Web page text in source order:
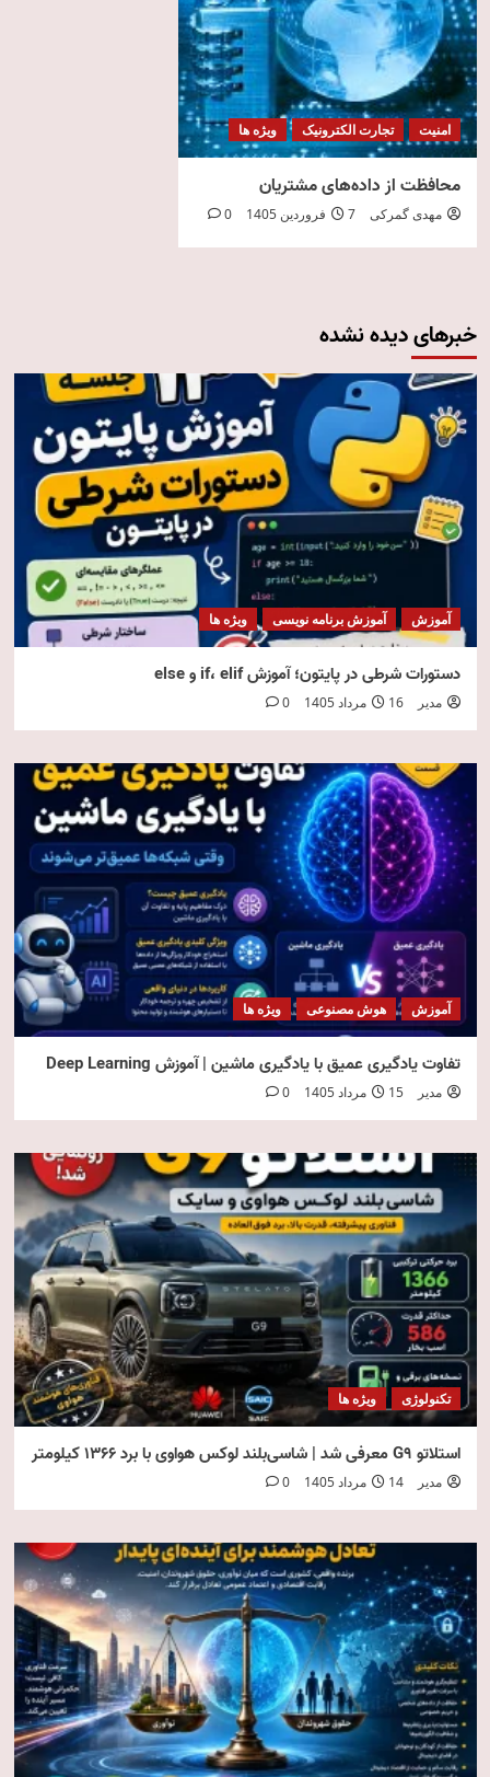
امنیت تجارت الکترونیک ویژه ها
محافظت از داده‌های مشتریان
مهدی گمرکی 7 فروردین 1405 0
خبرهای دیده نشده
آموزش آموزش برنامه نویسی ویژه ها
دستورات شرطی در پایتون؛ آموزش if، elif و else
مدیر 16 مرداد 1405 0
آموزش هوش مصنوعی ویژه ها
تفاوت یادگیری عمیق با یادگیری ماشین | آموزش Deep Learning
مدیر 15 مرداد 1405 0
تکنولوژی ویژه ها
استلاتو G9 معرفی شد | شاسی‌بلند لوکس هواوی با برد ۱۳۶۶ کیلومتر
مدیر 14 مرداد 1405 0